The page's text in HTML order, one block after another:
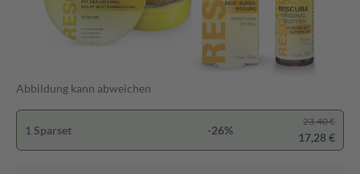
Abbildung kann abweichen
1 Sparset -26%
23,40 €
17,28 €